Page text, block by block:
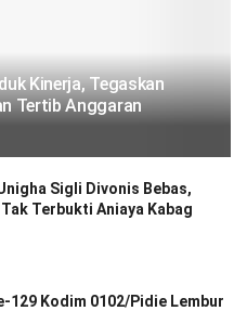
Kinerja, Tegaskan
Tertib Anggaran
Sigli Divonis Bebas,
Terbukti Aniaya Kabag
129 Kodim 0102/Pidie Lembur